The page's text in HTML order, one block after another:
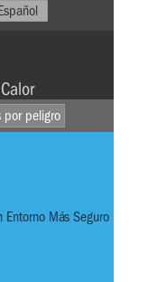
por peligro
Más Seguro